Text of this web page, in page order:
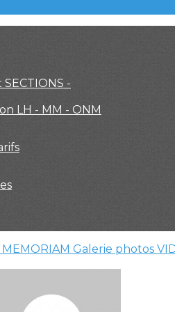
SECTIONS -
LH - MM - ONM
MEMORIAM Galerie photos